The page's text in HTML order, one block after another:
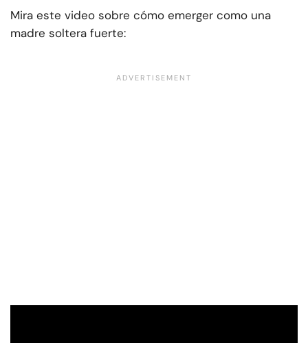
Mira este video sobre cómo emerger como una
madre soltera fuerte: